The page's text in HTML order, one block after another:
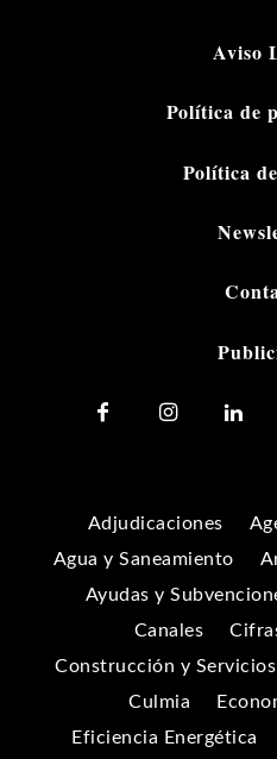
Aviso
Política de
Política
Adjudicaciones
Agua y Saneamiento
Ayudas y
Canales
Construcción y Servicios
Culmia
Eficiencia Energética